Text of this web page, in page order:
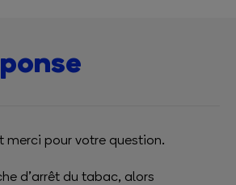
merci pour votre question.
d’arrêt du tabac, alors